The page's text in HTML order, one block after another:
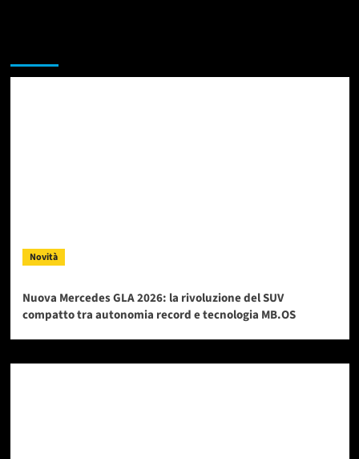
Novità
Nuova Mercedes GLA 2026: la rivoluzione del SUV
compatto tra autonomia record e tecnologia MB.OS